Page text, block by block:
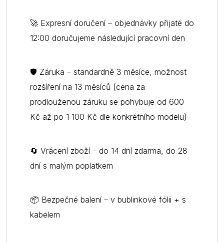
🚀 Expresní doručení – objednávky přijaté do
12:00 doručujeme následující pracovní den
🛡 Záruka – standardně 3 měsíce, možnost
rozšíření na 13 měsíců (cena za
prodlouženou záruku se pohybuje od 600
Kč až po 1 100 Kč dle konkrétního modelu)
🔄 Vrácení zboží – do 14 dní zdarma, do 28
dní s malým poplatkem
📦 Bezpečné balení – v bublinkové fólii + s
kabelem